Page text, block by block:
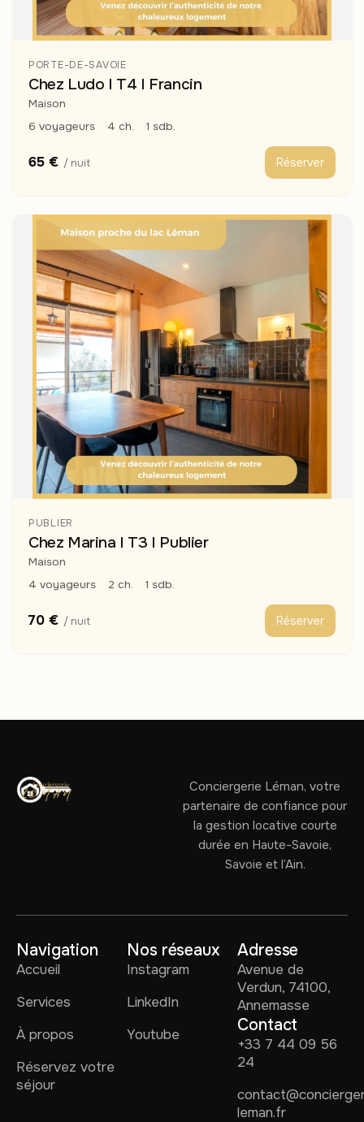
PORTE-DE-SAVOIE
Chez Ludo I T4 I Francin
Maison
6 voyageurs
4 ch. 1 sdb.
65 € / nuit Réserver
PUBLIER
Chez Marina I T3 I Publier
Maison
4 voyageurs
2 ch. 1 sdb.
70 € / nuit Réserver
Conciergerie Léman, votre
partenaire de confiance pour
la gestion locative courte
durée en Haute-Savoie,
Savoie et l’Ain.
Navigation
Accueil
Services
À propos
Réservez votre
séjour
Nos réseaux
Instagram
LinkedIn
Youtube
Adresse
Avenue de
Verdun, 74100,
Annemasse
Contact
+33 7 44 09 56
24
leman.fr